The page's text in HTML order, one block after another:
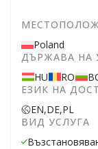
Poland
ДЪРЖАВА НА
HU
RO
ЕЗИК НА
EN,DE,PL
ВИД УСЛУГА